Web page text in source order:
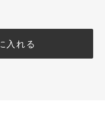
入れる